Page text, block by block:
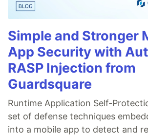
Simple and Stronger
App Security with
RASP Injection from
Guardsquare
Runtime Application Self-
set of defense techniques
into a mobile app to detect and